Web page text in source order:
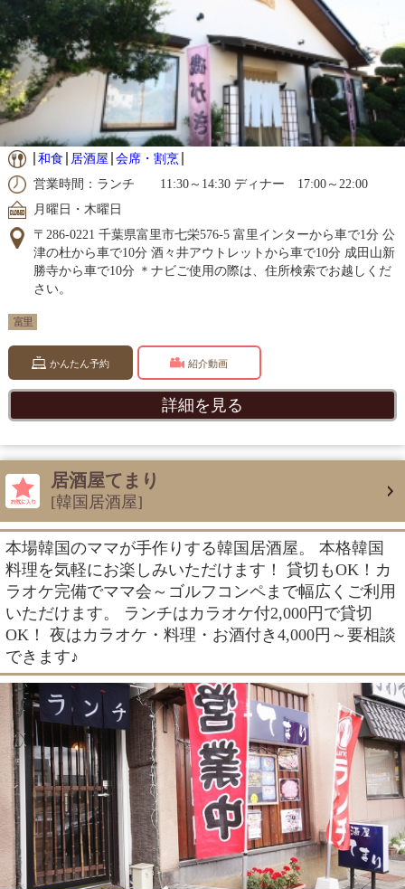
和食 居酒屋 会席・割烹
営業時間：ランチ 11:30～14:30 ディナー 17:00～22:00
月曜日・木曜日
〒286-0221 千葉県富里市七栄576-5 富里インターから車で1分 公
津の杜から車で10分 酒々井アウトレットから車で10分 成田山新
勝寺から車で10分 ＊ナビご使用の際は、住所検索でお越しくだ
さい。
富里
かんたん予約 紹介動画
詳細を見る
居酒屋てまり
[韓国居酒屋]
本場韓国のママが手作りする韓国居酒屋。 本格韓国
料理を気軽にお楽しみいただけます！ 貸切もOK！カ
ラオケ完備でママ会～ゴルフコンペまで幅広くご利用
いただけます。 ランチはカラオケ付2,000円で貸切
OK！ 夜はカラオケ・料理・お酒付き4,000円～要相談
できます♪